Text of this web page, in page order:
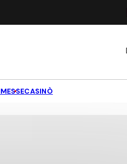
CASINÒ